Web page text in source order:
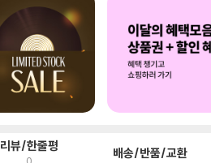
리뷰/한줄평 배송/반품/교환